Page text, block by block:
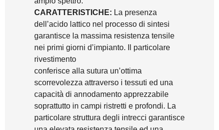
CARATTERISTICHE: La presenza
dell’acido lattico nel processo di sintesi
garantisce la massima resistenza tensile
nei primi giorni d’impianto. Il particolare
rivestimento
conferisce alla sutura un’ottima
scorrevolezza attraverso i tessuti ed una
capacità di annodamento apprezzabile
soprattutto in campi ristretti e profondi. La
particolare struttura degli intrecci garantisce